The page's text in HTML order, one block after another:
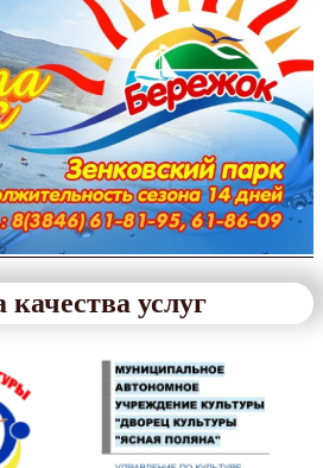
услуг